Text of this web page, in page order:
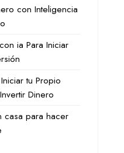
con Inteligencia
ia Para Iniciar
tu Propio
Dinero
para hacer